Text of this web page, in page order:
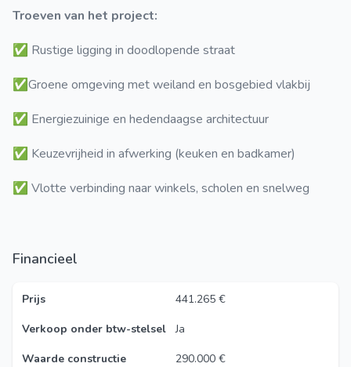
Troeven van het project:
✅ Rustige ligging in doodlopende straat
✅Groene omgeving met weiland en bosgebied vlakbij
✅ Energiezuinige en hedendaagse architectuur
✅ Keuzevrijheid in afwerking (keuken en badkamer)
✅ Vlotte verbinding naar winkels, scholen en snelweg
Financieel
Prijs
441.265 €
Verkoop onder btw-stelsel
Ja
Waarde constructie
290.000 €